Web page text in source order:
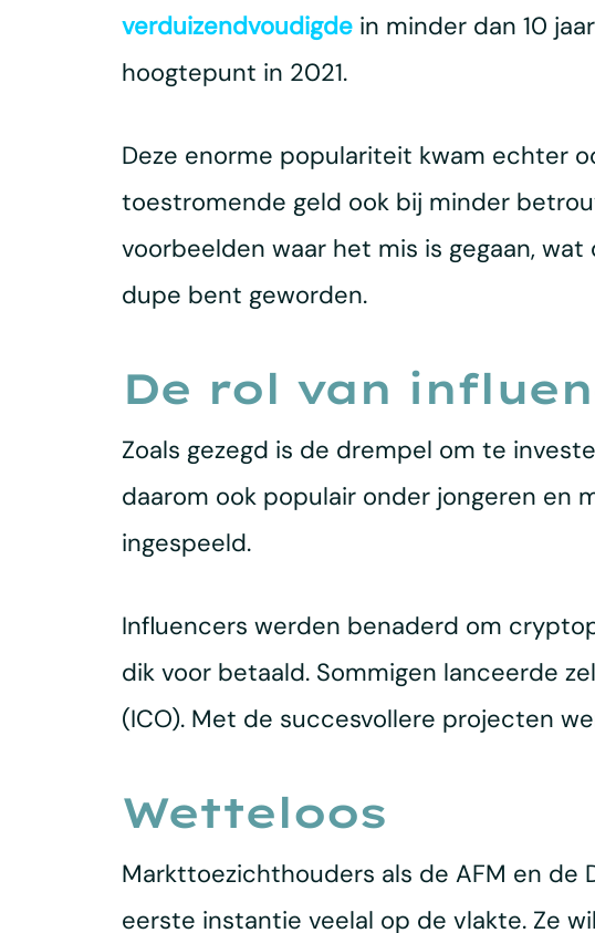
verduizendvoudigdein minder dan 10
hoogtepunt in 2021.
Deze enorme populariteit kwam echter
toestromende geld ook bij minder
voorbeelden waar het mis is gegaan,
dupe bent geworden.
De rol van
Zoals gezegd is de drempel om te
daarom ook populair onder jongeren en
ingespeeld.
Influencers werden benaderd om
dik voor betaald. Sommigen lanceerde
(ICO). Met de succesvollere projecten
Wetteloos
Markttoezichthouders als de AFM en de
eerste instantie veelal op de vlakte. Ze